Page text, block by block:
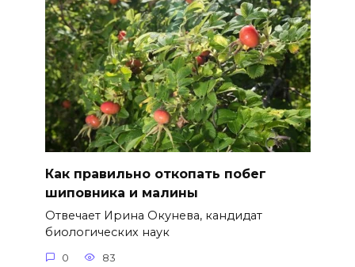
Как правильно откопать побег
шиповника и малины
Отвечает Ирина Окунева, кандидат
биологических наук
0 83